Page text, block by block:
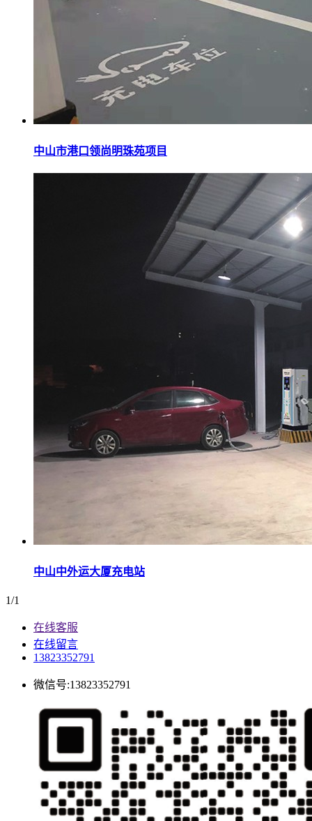
中山市港口领尚明珠苑项目
中山中外运大厦充电站
1/1
在线客服
在线留言
13823352791
微信号:13823352791